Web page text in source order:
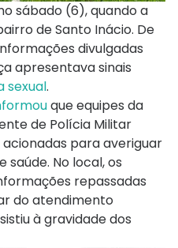
sábado (6), quando a
de Santo Inácio. De
divulgadas
apresentava sinais
sexual.
que equipes da
de Polícia Militar
para averiguar
saúde. No local, os
repassadas
do atendimento
à gravidade dos